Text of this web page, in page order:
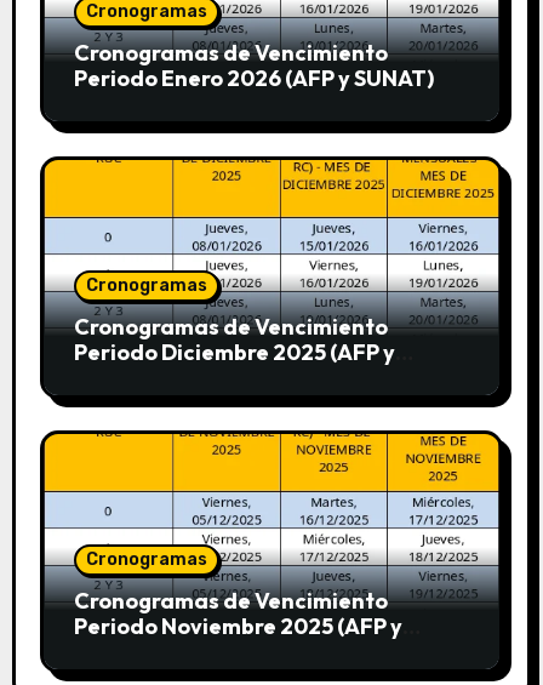
Cronogramas
Cronogramas de Vencimiento
Periodo Enero 2026 (AFP y SUNAT)
Cronogramas
Cronogramas de Vencimiento
Periodo Diciembre 2025 (AFP y
Cronogramas
Cronogramas de Vencimiento
Periodo Noviembre 2025 (AFP y